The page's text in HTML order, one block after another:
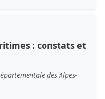
: constats et
des Alpes-